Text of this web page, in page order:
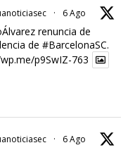
· 6 Ago
renuncia de
de #BarcelonaSC.
p9SwIZ-763
· 6 Ago